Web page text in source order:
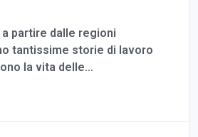
a partire dalle regioni
tantissime storie di lavoro
la vita delle…